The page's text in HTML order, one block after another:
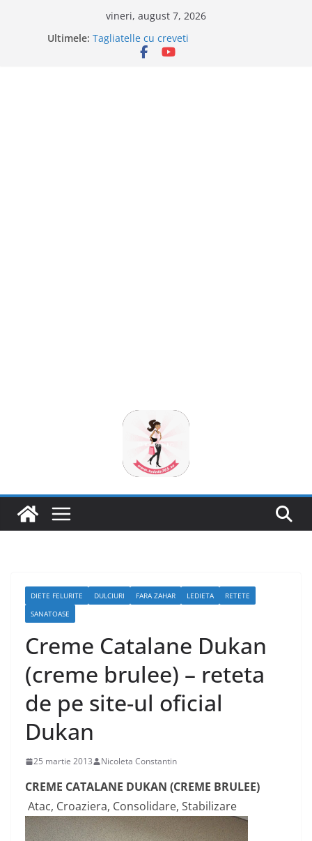
vineri, august 7, 2026
Ultimele: Tagliatelle cu creveti
Clafoutis cu cirese
DIETE FELURITE DULCIURI FARA ZAHAR LEDIETA
RETETE
SANATOASE
Creme Catalane Dukan
(creme brulee) – reteta
de pe site-ul oficial
Dukan
25 martie 2013 Nicoleta Constantin
CREME CATALANE DUKAN (CREME BRULEE)
Atac, Croaziera, Consolidare, Stabilizare